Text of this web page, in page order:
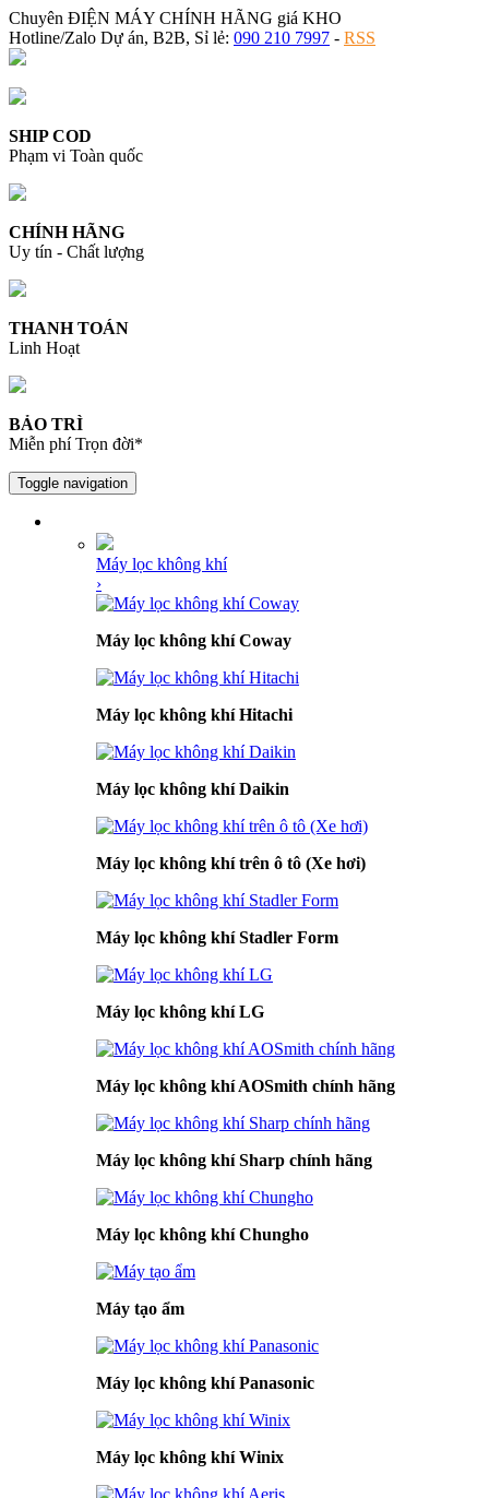
Chuyên ĐIỆN MÁY CHÍNH HÃNG giá KHO
Hotline/Zalo Dự án, B2B, Sỉ lẻ: 090 210 7997 - RSS
SHIP COD
Phạm vi Toàn quốc
CHÍNH HÃNG
Uy tín - Chất lượng
THANH TOÁN
Linh Hoạt
BẢO TRÌ
Miễn phí Trọn đời*
Toggle navigation
Máy lọc không khí
›
Máy lọc không khí Coway
Máy lọc không khí Hitachi
Máy lọc không khí Daikin
Máy lọc không khí trên ô tô (Xe hơi)
Máy lọc không khí Stadler Form
Máy lọc không khí LG
Máy lọc không khí AOSmith chính hãng
Máy lọc không khí Sharp chính hãng
Máy lọc không khí Chungho
Máy tạo ẩm
Máy lọc không khí Panasonic
Máy lọc không khí Winix